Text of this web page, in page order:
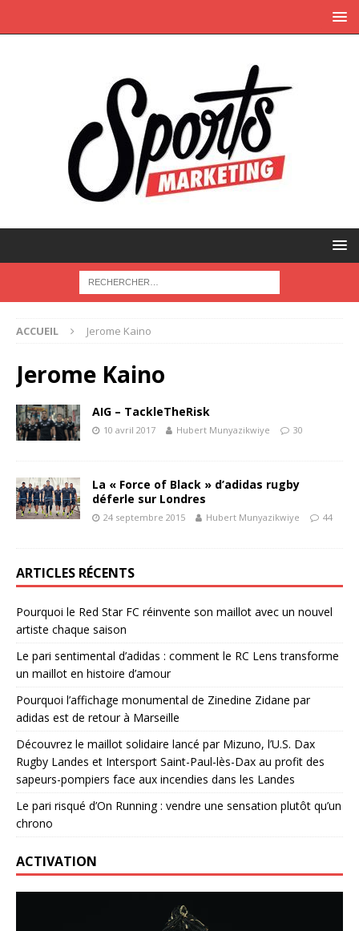
ACCUEIL Jerome Kaino
Jerome Kaino
AIG – TackleTheRisk
10 avril 2017 Hubert Munyazikwiye 30
La « Force of Black » d’adidas rugby
déferle sur Londres
24 septembre 2015 Hubert Munyazikwiye 44
ARTICLES RÉCENTS
Pourquoi le Red Star FC réinvente son maillot avec un nouvel
artiste chaque saison
Le pari sentimental d’adidas : comment le RC Lens transforme
un maillot en histoire d’amour
Pourquoi l’affichage monumental de Zinedine Zidane par
adidas est de retour à Marseille
Découvrez le maillot solidaire lancé par Mizuno, l’U.S. Dax
Rugby Landes et Intersport Saint-Paul-lès-Dax au profit des
sapeurs-pompiers face aux incendies dans les Landes
Le pari risqué d’On Running : vendre une sensation plutôt qu’un
chrono
ACTIVATION